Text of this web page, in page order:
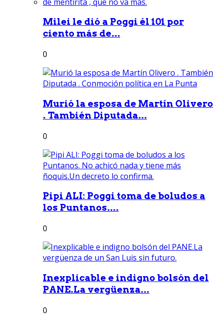
Milei le dió a Poggi él 101 por
ciento más de...
0
Murió la esposa de Martín Olivero
. También Diputada...
0
Pipi ALI: Poggi toma de boludos a
los Puntanos....
0
Inexplicable e indigno bolsón del
PANE.La vergüenza...
0